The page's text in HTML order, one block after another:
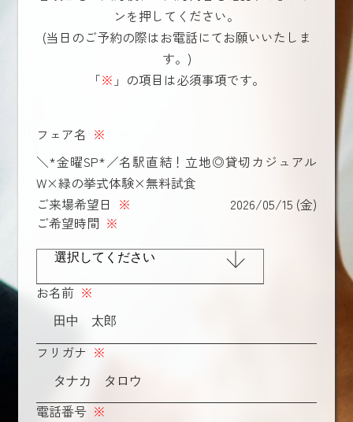
ンを押してください。
(当日のご予約の際はお電話にてお願いいたしま
す。)
「※ 」の項目は必須事項です。
フェア名 ※
＼*金曜SP*／名駅直結！立地◎貸切カジュアル
W×緑の挙式体験×無料試食
ご来場希望日 ※
2026/05/15 (金)
ご希望時間 ※
お名前 ※
フリガナ ※
電話番号 ※